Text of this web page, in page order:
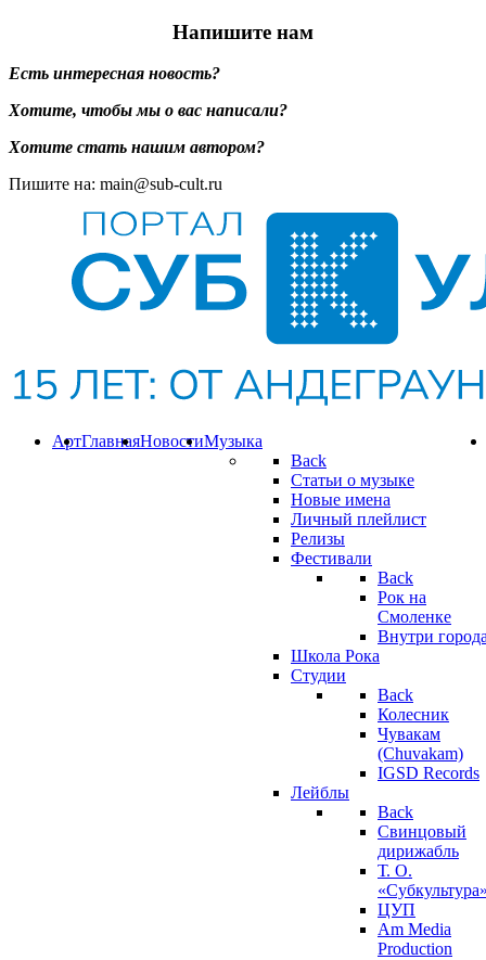
Напишите нам
Есть интересная новость?
Хотите, чтобы мы о вас написали?
Хотите стать нашим автором?
Пишите на: main@sub-cult.ru
Музыка
Back
Статьи о музыке
Новые имена
Личный плейлист
Релизы
Фестивали
Back
Рок на
Смоленке
Внутри
Школа Рока
Студии
Back
Колесник
Чувакам
(Chuvakam)
IGSD Records
Лейблы
Back
Свинцовый
дирижабль
Т. О.
ЦУП
Am Media
Production
Новости
Главная
Арт